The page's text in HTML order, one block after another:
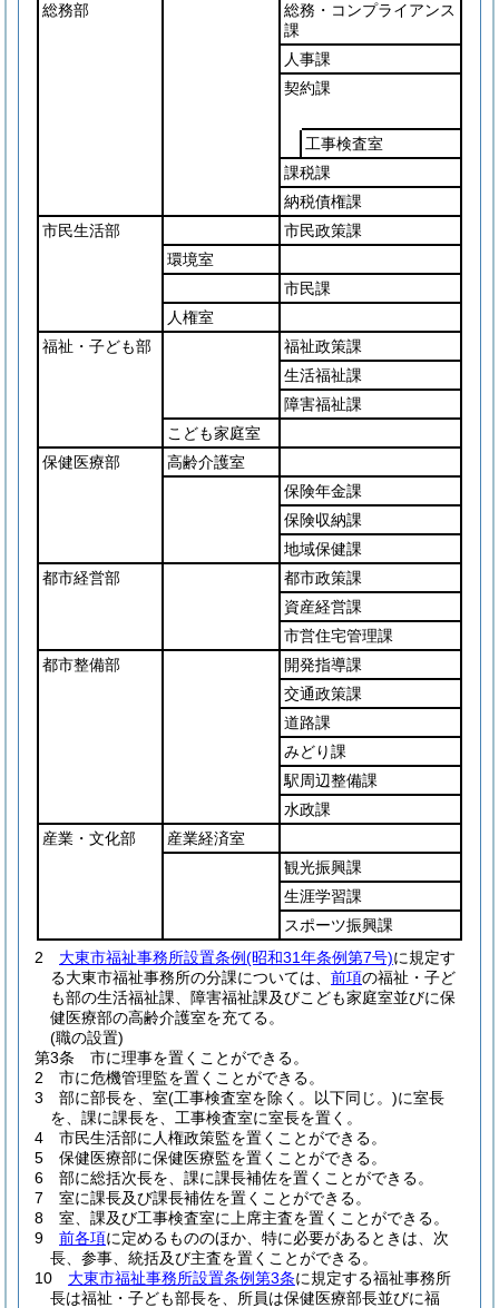
総務部
総務・コンプライアンス
課
人事課
契約課
工事検査室
課税課
納税債権課
市民生活部
市民政策課
環境室
市民課
人権室
福祉・子ども部
福祉政策課
生活福祉課
障害福祉課
こども家庭室
保健医療部
高齢介護室
保険年金課
保険収納課
地域保健課
都市経営部
都市政策課
資産経営課
市営住宅管理課
都市整備部
開発指導課
交通政策課
道路課
みどり課
駅周辺整備課
水政課
産業・文化部
産業経済室
観光振興課
生涯学習課
スポーツ振興課
2
大東市福祉事務所設置条例(昭和31年条例第7号)に規定す
る大東市福祉事務所の分課については、 前項の福祉・子ど
も部の生活福祉課、障害福祉課及びこども家庭室並びに保
健医療部の高齢介護室を充てる。
(職の設置)
第3条
市に理事を置くことができる。
2
市に危機管理監を置くことができる。
3
部に部長を、室(工事検査室を除く。以下同じ。)に室長
を、課に課長を、工事検査室に室長を置く。
4
市民生活部に人権政策監を置くことができる。
5
保健医療部に保健医療監を置くことができる。
6
部に総括次長を、課に課長補佐を置くことができる。
7
室に課長及び課長補佐を置くことができる。
8
室、課及び工事検査室に上席主査を置くことができる。
9
前各項に定めるもののほか、特に必要があるときは、次
長、参事、統括及び主査を置くことができる。
10
大東市福祉事務所設置条例第3条に規定する福祉事務所
長は福祉・子ども部長を、所員は保健医療部長並びに福